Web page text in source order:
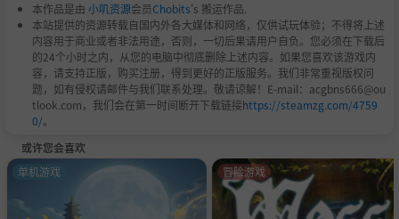
本作品是由 小叽资源会员Chobits's 搬运作品.
本站提供的资源转载自国内外各大媒体和网络，仅供试玩体验；不得将上述
内容用于商业或者非法用途，否则，一切后果请用户自负。您必须在下载后
的24个小时之内，从您的电脑中彻底删除上述内容。如果您喜欢该游戏内
容，请支持正版，购买注册，得到更好的正版服务。我们非常重视版权问
题，如有侵权请邮件与我们联系处理。敬请谅解！E-mail：acgbns666@ou
tlook.com，我们会在第一时间断开下载链接https://steamzg.com/4759
0/。
或许您会喜欢
单机游戏 冒险游戏